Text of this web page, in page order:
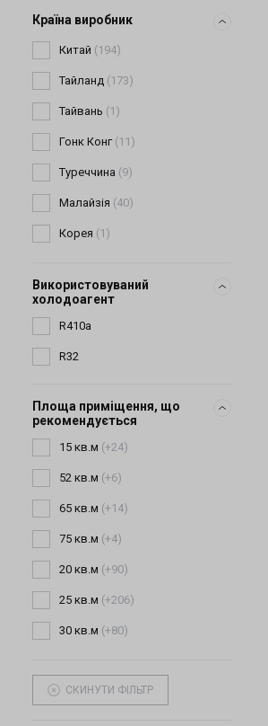
Країна виробник
Використовуваний
холодоагент
Площа приміщення, що
рекомендується
СКИНУТИ ФІЛЬТР